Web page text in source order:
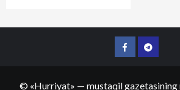
FacebookTelegram
© «Hurriyat» — mustaqil